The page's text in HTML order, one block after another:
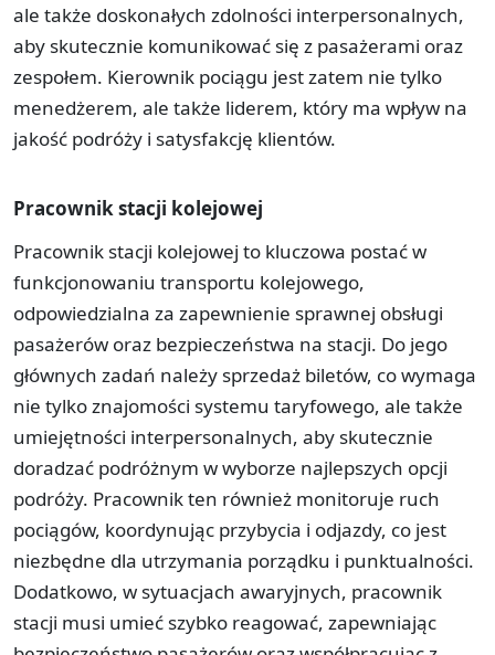
ale także doskonałych zdolności interpersonalnych,
aby skutecznie komunikować się z pasażerami oraz
zespołem. Kierownik pociągu jest zatem nie tylko
menedżerem, ale także liderem, który ma wpływ na
jakość podróży i satysfakcję klientów.
Pracownik stacji kolejowej
Pracownik stacji kolejowej to kluczowa postać w
funkcjonowaniu transportu kolejowego,
odpowiedzialna za zapewnienie sprawnej obsługi
pasażerów oraz bezpieczeństwa na stacji. Do jego
głównych zadań należy sprzedaż biletów, co wymaga
nie tylko znajomości systemu taryfowego, ale także
umiejętności interpersonalnych, aby skutecznie
doradzać podróżnym w wyborze najlepszych opcji
podróży. Pracownik ten również monitoruje ruch
pociągów, koordynując przybycia i odjazdy, co jest
niezbędne dla utrzymania porządku i punktualności.
Dodatkowo, w sytuacjach awaryjnych, pracownik
stacji musi umieć szybko reagować, zapewniając